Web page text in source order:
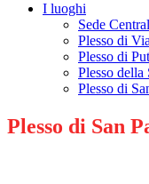
I luoghi
Sede
Plesso di
Plesso di
Plesso della
Plesso di
Plesso di San